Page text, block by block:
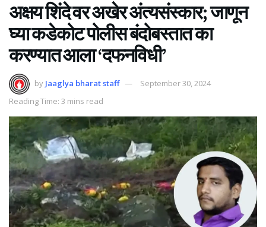
अक्षय शिंदे वर अखेर अंत्यसंस्कार; जाणून
घ्या कडेकोट पोलीस बंदोबस्तात का
करण्यात आला ‘दफनविधी’
by Jaaglya bharat staff
September 30, 2024
Reading Time: 3 mins read